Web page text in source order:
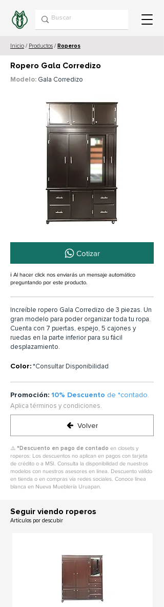
Inicio / Productos / Roperos
Ropero Gala Corredizo
Modelo: Gala Corredizo
Increíble ropero Gala Corredizo de 3 piezas. Un
gran modelo para poder organizar toda tu ropa.
Cuenta con 7 puertas, espejo, 5 cajones y
ruedas en la parte inferior para su fácil
desplazamiento.
Color:*Consultar Disponibilidad
Promoción: 10% Descuento de *contado.
Aplica términos y condiciones.
Cotizar
Volver
ℹ️ Al hacer click nos enviarás un mensaje automático
preguntando por este producto.
⚠️ *Descuento en pago de contado en closets y
roperos: Los descuentos no aplican en pagos con tarjeta
de crédito o a MSI. Consulta la disponibilidad de nuestros
modelos con nuestros asesores en línea. Descuento válido
en tienda o en compras vía redes sociales. Conoce línea
blanca en Nueva Mueblería Uruapan.
Seguir viendo roperos
Artículos por descubir